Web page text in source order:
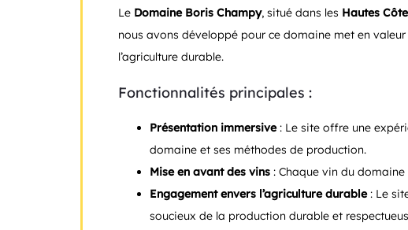
Le Domaine Boris Champy, situé dans les Hautes
nous avons développé pour ce domaine met en
l’agriculture durable.
Fonctionnalités principales :
Présentation immersive: Le site offre une
domaine et ses méthodes de production.
Mise en avant des vins : Chaque vin du
Engagement envers l’agriculture durable: Le
soucieux de la production durable et